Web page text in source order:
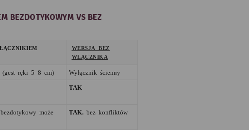
BEZDOTYKOWYM VS BEZ
WERSJA BEZ
WŁĄCZNIKA
(gest ręki 5–8 cm) Wyłącznik ścienny
TAK
może
TAK. bez konfliktów